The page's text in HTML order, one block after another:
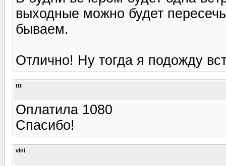
выходные можно будет
бываем.
Отлично! Ну тогда я подожду
ttt
Оплатила 1080
Спасибо!
vini